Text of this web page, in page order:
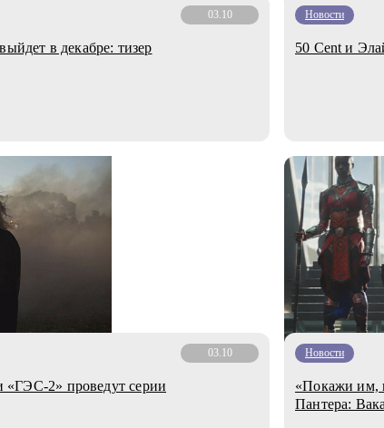
03.10
в декабре: тизер
Новости
50 Cent и
03.10
«ГЭС-2» проведут серии
Новости
«Покажи им,
Пантера: